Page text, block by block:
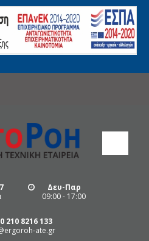
Δευ-Παρ
09:00 - 17:00
210 8216 133
ate.gr